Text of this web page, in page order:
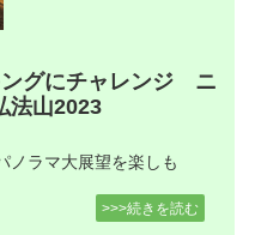
ングにチャレンジ ニ
法山2023
ノラマ大展望を楽しも
>>>続きを読む